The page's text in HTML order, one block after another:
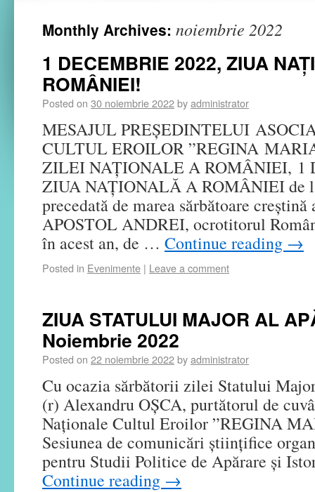
Monthly Archives: noiembrie 2022
1 DECEMBRIE 2022, ZIUA
ROMÂNIEI!
Posted on 30 noiembrie 2022byadministrator
MESAJUL PREȘEDINTELUI
CULTUL EROILOR ”REGINA
ZILEI NAȚIONALE A ROMÂNIEI, 1
ZIUA NAȚIONALĂ A ROMÂNIEI de
precedată de marea sărbătoare
APOSTOL ANDREI, ocrotitorul
în acest an, de … Continue reading →
Posted in Evenimente | Leave a comment
ZIUA STATULUI MAJOR AL
Noiembrie 2022
Posted on 22 noiembrie 2022byadministrator
Cu ocazia sărbătorii zilei Statului
(r) Alexandru OȘCA, purtătorul de
Naționale Cultul Eroilor ”REGINA
Sesiunea de comunicări științifice
pentru Studii Politice de Apărare și
Continue reading →